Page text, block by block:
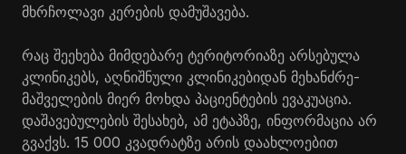
მხრჩოლავი კერების დამუშავება.
რაც შეეხება მიმდებარე ტერიტორიაზე არსებულა
კლინიკებს, აღნიშნული კლინიკებიდან მეხანძრე-
მაშველების მიერ მოხდა პაციენტების ევაკუაცია.
დაშავებულების შესახებ, ამ ეტაპზე, ინფორმაცია არ
გვაქვს. 15 000 კვადრატზე არის დაახლოებით